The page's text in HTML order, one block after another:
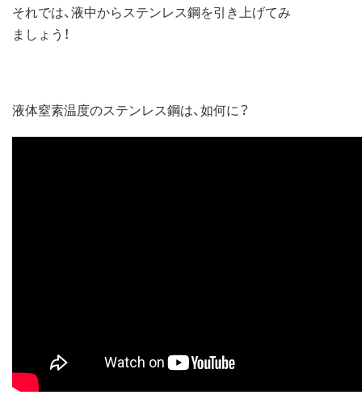
それでは、液中からステンレス鋼を引き上げてみ
ましょう！
液体窒素温度のステンレス鋼は、如何に？